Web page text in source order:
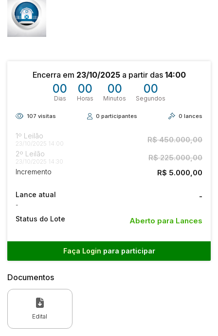
Encerra em 23/10/2025a partir das 14:00
00
Dias
00
Horas
00
Minutos
00
Segundos
107 visitas 0 participantes 0 lances
1º Leilão
23/10/2025 14:00 R$ 450.000,00
2º Leilão
23/10/2025 14:30 R$ 225.000,00
Incremento R$ 5.000,00
Lance atual
-
-
Status do Lote Aberto para Lances
Faça Login para participar
Documentos
Edital